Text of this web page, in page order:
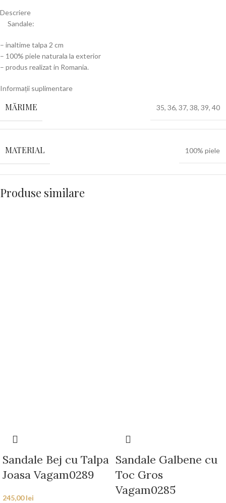
Descriere
Sandale:
– inaltime talpa 2 cm
– 100% piele naturala la exterior
– produs realizat in Romania.
Informații suplimentare
MĂRIME 35, 36, 37, 38, 39, 40
MATERIAL 100% piele
Produse similare
Sandale Bej cu Talpa
Joasa Vagam0289
245,00lei
Sandale Galbene cu
Toc Gros
Vagam0285